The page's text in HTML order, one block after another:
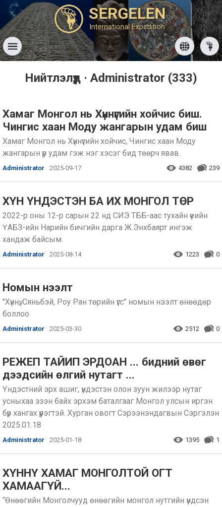
SERGELEN
International Expedition
Нийтлэлүүд · Administrator (333)
Хамаг Монгол нь Хүннүгийн хойчис биш.
Чингис хаан Моду жангарын удам биш
Хамаг Монгол нь Хүннүгийн хойчис, Чингис хаан Моду
жангарын үр удам гэж нэг хэсэг бид төөрч явав.
Administrator 2025-09-17 4382 239
ХҮН ҮНДЭСТЭН БА ИХ МОНГОЛ ТӨР
2022-р оны 12-р сарын 22 нд СИЭ ТББ-аас тухайн үеийн
ҮАБЗ-ийн Нарийн бичгийн дарга Ж.Энхбаярт ингэж
хандаж байсым.
Administrator 2025-08-14 1223 0
Номын нээлт
"Хүннү, Сяньбэй, Роу Ран төрийн үгс" номын нээлт өнөөдөр
боллоо
Administrator 2025-03-30 2512 0
РЕЖЕП ТАЙИП ЭРДОАН ... бидний өвөг
дээдсийн өлгий нутагт ...
Үндэстний эрх ашиг, үндэстэн олон зуун жилээр нутаг
усныхаа эзэн байх эрхэм баталгааг Монгол улсын иргэн
бүр хангах үүрэгтэй. Хурган овогт Сэрээнэндагвын Сэргэлэн
2025.01.18
Administrator 2025-01-18 1395 1
ХҮННҮ ХАМАГ МОНГОЛТОЙ ОГТ
ХАМААГҮЙ...
“Өнөөгийн Монголчууд өнөөгийн монгол нутгийн үндсэн